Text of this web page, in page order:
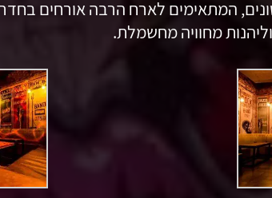
המתאימים לארח הרבה אורחים
מחוויה מחשמלת.